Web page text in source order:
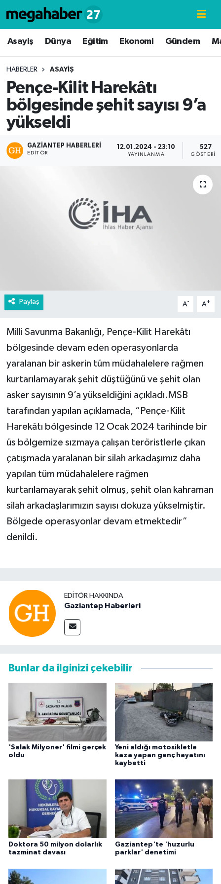
Asayiş Dünya Eğitim Ekonomi Gündem
HABERLER ASAYIŞ
Pençe-Kilit Harekâtı
bölgesinde şehit sayısı 9’a
yükseldi
GAZIANTEP HABERLERI
EDITÖR
12.01.2024 - 23:10
YAYINLANMA
527
GÖSTERIM
Paylaş A- A+
Milli Savunma Bakanlığı, Pençe-Kilit Harekâtı
bölgesinde devam eden operasyonlarda
yaralanan bir askerin tüm müdahalelere rağmen
kurtarılamayarak şehit düştüğünü ve şehit olan
asker sayısının 9’a yükseldiğini açıkladı.MSB
tarafından yapılan açıklamada, “Pençe-Kilit
Harekâtı bölgesinde 12 Ocak 2024 tarihinde bir
üs bölgemize sızmaya çalışan teröristlerle çıkan
çatışmada yaralanan bir silah arkadaşımız daha
yapılan tüm müdahalelere rağmen
kurtarılamayarak şehit olmuş, şehit olan kahraman
silah arkadaşlarımızın sayısı dokuza yükselmiştir.
Bölgede operasyonlar devam etmektedir”
denildi.
EDITÖR HAKKINDA
Gaziantep Haberleri
Bunlar da ilginizi çekebilir
'Salak Milyoner' filmi gerçek
oldu
Yeni aldığı motosikletle
kaza yapan genç hayatını
kaybetti
Doktora 50 milyon dolarlık
tazminat davası
Gaziantep'te 'huzurlu
parklar' denetimi
Hava Durumu
Süper Lig Puan Durumu ve Fikstür
Tüm Manşetler